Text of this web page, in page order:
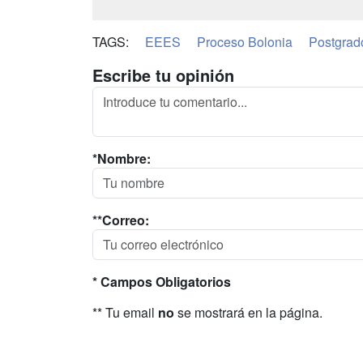
TAGS: EEES Proceso Bolonia
Escribe tu opinión
*Nombre:
**Correo:
* Campos Obligatorios
** Tu email no se mostrará en la página.